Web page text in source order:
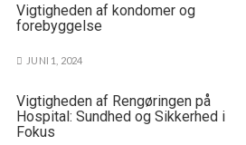
Vigtigheden af kondomer og
forebyggelse
JUNI 1, 2024
Vigtigheden af Rengøringen på
Hospital: Sundhed og Sikkerhed i
Fokus